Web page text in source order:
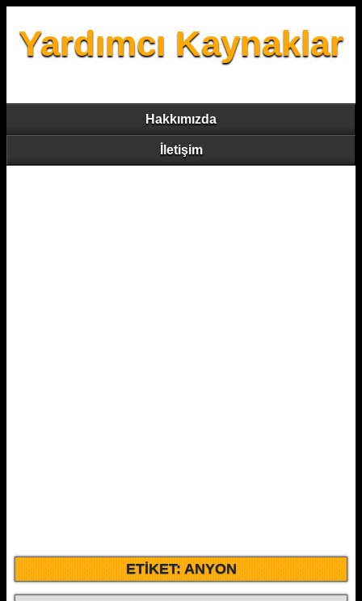
Yardımcı Kaynaklar
Hakkımızda
İletişim
ETIKET:ANYON